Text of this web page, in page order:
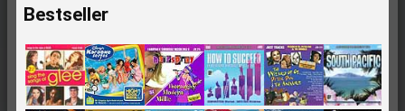
Bestseller